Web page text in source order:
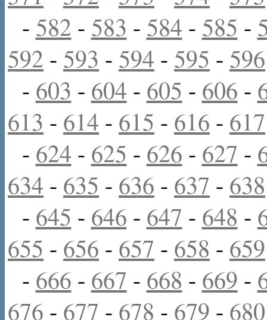
- 582 - 583 - 584 - 585 -
592 - 593 - 594 - 595 - 596
- 603 - 604 - 605 - 606 -
613 - 614 - 615 - 616 - 617
- 624 - 625 - 626 - 627 -
634 - 635 - 636 - 637 - 638
- 645 - 646 - 647 - 648 -
655 - 656 - 657 - 658 - 659
- 666 - 667 - 668 - 669 -
676 - 677 - 678 - 679 - 680